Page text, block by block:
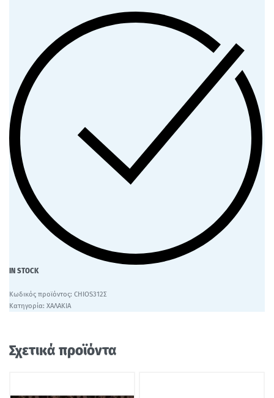
IN STOCK
CHIOS312Σ
Κατηγορία: ΧΑΛΑΚΙΑ
Σχετικά προϊόντα